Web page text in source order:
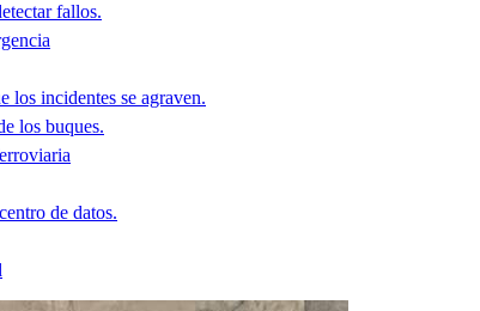
fallos.
los incidentes se agraven.
los buques.
de datos.